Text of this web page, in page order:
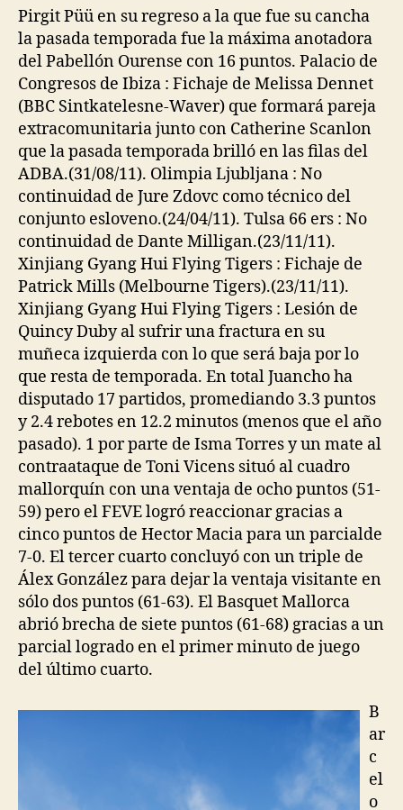
entrada
entrada
Pirgit Püü en su regreso a la que fue su cancha
la pasada temporada fue la máxima anotadora
del Pabellón Ourense con 16 puntos. Palacio de
Congresos de Ibiza : Fichaje de Melissa Dennet
(BBC Sintkatelesne-Waver) que formará pareja
extracomunitaria junto con Catherine Scanlon
que la pasada temporada brilló en las filas del
ADBA.(31/08/11). Olimpia Ljubljana : No
continuidad de Jure Zdovc como técnico del
conjunto esloveno.(24/04/11). Tulsa 66 ers : No
continuidad de Dante Milligan.(23/11/11).
Xinjiang Gyang Hui Flying Tigers : Fichaje de
Patrick Mills (Melbourne Tigers).(23/11/11).
Xinjiang Gyang Hui Flying Tigers : Lesión de
Quincy Duby al sufrir una fractura en su
muñeca izquierda con lo que será baja por lo
que resta de temporada. En total Juancho ha
disputado 17 partidos, promediando 3.3 puntos
y 2.4 rebotes en 12.2 minutos (menos que el año
pasado). 1 por parte de Isma Torres y un mate al
contraataque de Toni Vicens situó al cuadro
mallorquín con una ventaja de ocho puntos (51-
59) pero el FEVE logró reaccionar gracias a
cinco puntos de Hector Macia para un parcialde
7-0. El tercer cuarto concluyó con un triple de
Álex González para dejar la ventaja visitante en
sólo dos puntos (61-63). El Basquet Mallorca
abrió brecha de siete puntos (61-68) gracias a un
parcial logrado en el primer minuto de juego
del último cuarto.
B
ar
c
el
o